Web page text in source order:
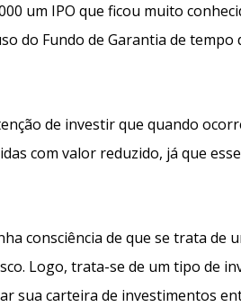
um IPO que ficou muito
do Fundo de Garantia de tempo
de investir que quando
com valor reduzido, já que
consciência de que se trata de
Logo, trata-se de um tipo de
sua carteira de investimentos